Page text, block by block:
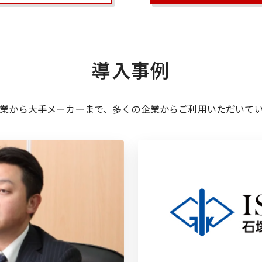
導入事例
から大手メーカーまで、 多くの企業からご利用いただいて